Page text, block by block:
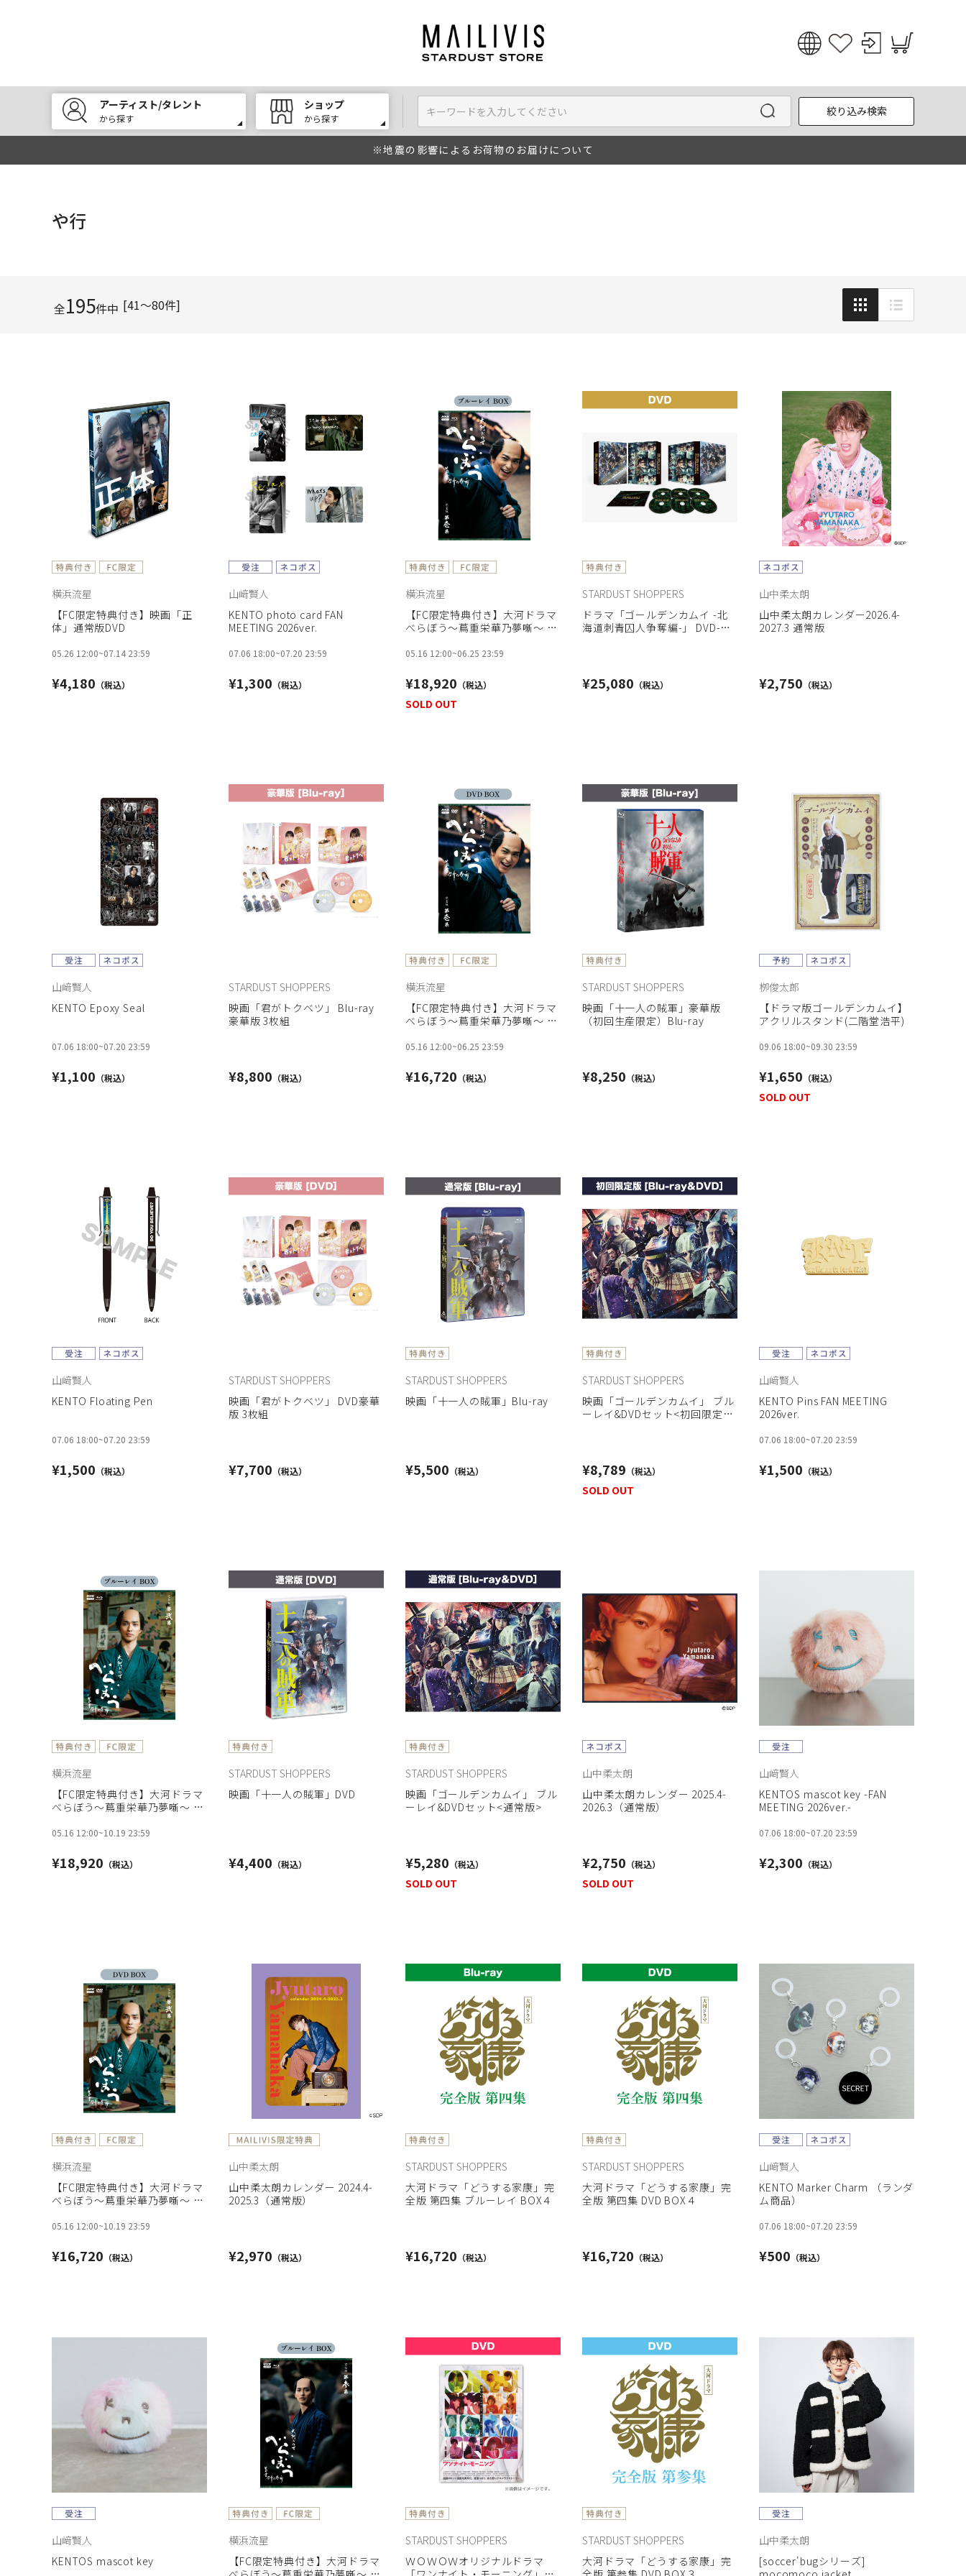
English
한국어
アーティスト/タレント
から探す
ショップ
から探す
絞り込み検索
※地震の影響によるお荷物のお届けについて
や行
全195件中 [41～80件]
横浜流星
【FC限定特典付き】映画「正
体」通常版DVD
05.26 12:00~07.14 23:59
¥4,180
山﨑賢人
KENTO photo card FAN
MEETING 2026ver.
07.06 18:00~07.20 23:59
¥1,300
SOLD OUT
横浜流星
【FC限定特典付き】大河ドラマ
べらぼう～蔦重栄華乃夢噺～ 完
枚組］
05.16 12:00~06.25 23:59
¥18,920
STARDUST SHOPPERS
ドラマ「ゴールデンカムイ -北
海道刺青囚人争奪編-」 DVD-
¥25,080
山中柔太朗
山中柔太朗カレンダー2026.4-
2027.3 通常版
¥2,750
山﨑賢人
KENTO Epoxy Seal
07.06 18:00~07.20 23:59
¥1,100
STARDUST SHOPPERS
映画「君がトクベツ」 Blu-ray
豪華版 3枚組
¥8,800
横浜流星
【FC限定特典付き】大河ドラマ
べらぼう～蔦重栄華乃夢噺～ 完
05.16 12:00~06.25 23:59
¥16,720
STARDUST SHOPPERS
映画「十一人の賊軍」豪華版
（初回生産限定）Blu-ray
¥8,250
SOLD OUT
栁俊太郎
【ドラマ版ゴールデンカムイ】
アクリルスタンド(二階堂浩平)
09.06 18:00~09.30 23:59
¥1,650
山﨑賢人
KENTO Floating Pen
07.06 18:00~07.20 23:59
¥1,500
STARDUST SHOPPERS
映画「君がトクベツ」 DVD豪華
版 3枚組
¥7,700
STARDUST SHOPPERS
映画「十一人の賊軍」Blu-ray
¥5,500
SOLD OUT
STARDUST SHOPPERS
映画「ゴールデンカムイ」 ブル
ーレイ&DVDセット<初回限定版
¥8,789
山﨑賢人
KENTO Pins FAN MEETING
2026ver.
07.06 18:00~07.20 23:59
¥1,500
横浜流星
【FC限定特典付き】大河ドラマ
べらぼう～蔦重栄華乃夢噺～ 完
枚組］
05.16 12:00~10.19 23:59
¥18,920
STARDUST SHOPPERS
映画「十一人の賊軍」DVD
¥4,400
SOLD OUT
STARDUST SHOPPERS
映画「ゴールデンカムイ」 ブル
ーレイ&DVDセット<通常版>
¥5,280
SOLD OUT
山中柔太朗
山中柔太朗カレンダー 2025.4-
2026.3（通常版）
¥2,750
山﨑賢人
KENTOS mascot key -FAN
MEETING 2026ver.-
07.06 18:00~07.20 23:59
¥2,300
横浜流星
【FC限定特典付き】大河ドラマ
べらぼう～蔦重栄華乃夢噺～ 完
05.16 12:00~10.19 23:59
¥16,720
山中柔太朗
山中柔太朗カレンダー 2024.4-
2025.3（通常版）
¥2,970
STARDUST SHOPPERS
大河ドラマ「どうする家康」完
全版 第四集 ブルーレイ BOX４
¥16,720
STARDUST SHOPPERS
大河ドラマ「どうする家康」完
全版 第四集 DVD BOX４
¥16,720
山﨑賢人
KENTO Marker Charm （ランダ
ム商品）
07.06 18:00~07.20 23:59
¥500
山﨑賢人
KENTOS mascot key
横浜流星
【FC限定特典付き】大河ドラマ
STARDUST SHOPPERS
ＷＯＷＯＷオリジナルドラマ
STARDUST SHOPPERS
大河ドラマ「どうする家康」完
山中柔太朗
[soccer'bugシリーズ]